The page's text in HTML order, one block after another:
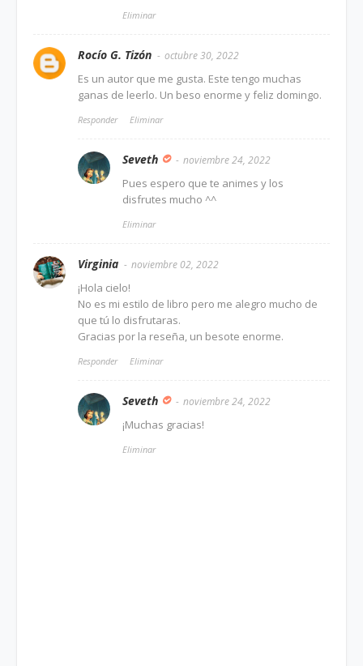
Eliminar
Rocío G. Tizón octubre 30, 2022
Es un autor que me gusta. Este tengo muchas
ganas de leerlo. Un beso enorme y feliz domingo.
Responder Eliminar
Seveth noviembre 24, 2022
Pues espero que te animes y los
disfrutes mucho ^^
Eliminar
Virginia noviembre 02, 2022
¡Hola cielo!
No es mi estilo de libro pero me alegro mucho de
que tú lo disfrutaras.
Gracias por la reseña, un besote enorme.
Responder Eliminar
Seveth noviembre 24, 2022
¡Muchas gracias!
Eliminar